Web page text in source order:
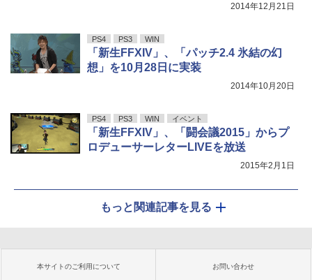
2014年12月21日
PS4 PS3 WIN
「新生FFXIV」、「パッチ2.4 氷結の幻
想」を10月28日に実装
2014年10月20日
PS4 PS3 WIN イベント
「新生FFXIV」、「闘会議2015」からプ
ロデューサーレターLIVEを放送
2015年2月1日
もっと関連記事を見る
本サイトのご利用について お問い合わせ